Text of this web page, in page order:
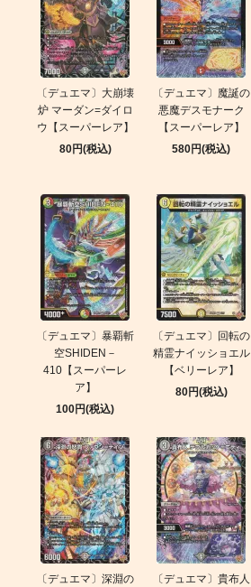
〔デュエマ〕大崩壊
炉 マーダン=ダイロ
ウ【スーパーレア】
80円(税込)
〔デュエマ〕魔誕の
悪魔デスモナーク
【スーパーレア】
580円(税込)
〔デュエマ〕暴覇斬
空SHIDEN－
410【スーパーレ
ア】
100円(税込)
〔デュエマ〕回転の
精霊ナイッショエル
【ベリーレア】
80円(税込)
〔デュエマ〕深淵の
〔デュエマ〕貴布人